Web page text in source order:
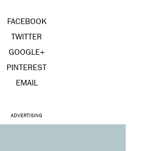
FACEBOOK
TWITTER
GOOGLE+
PINTEREST
EMAIL
ADVERTISING